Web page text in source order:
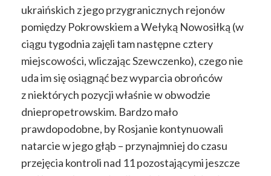
ukraińskich z jego przygranicznych rejonów
pomiędzy Pokrowskiem a Wełyką Nowosiłką (w
ciągu tygodnia zajęli tam następne cztery
miejscowości, wliczając Szewczenko), czego nie
uda im się osiągnąć bez wyparcia obrońców
z niektórych pozycji właśnie w obwodzie
dniepropetrowskim. Bardzo mało
prawdopodobne, by Rosjanie kontynuowali
natarcie w jego głąb – przynajmniej do czasu
przejęcia kontroli nad 11 pozostającymi jeszcze